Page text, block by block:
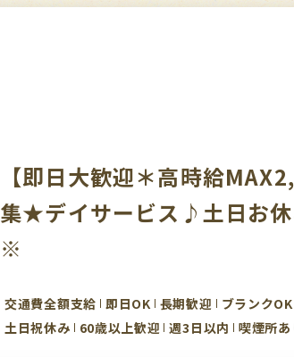
【即日大歓迎＊高時給
集★デイサービス♪土日お
※
交通費全額支給 即日OK 長期歓迎 ブランクOK
土日祝休み 60歳以上歓迎 週3日以内 喫煙所あ